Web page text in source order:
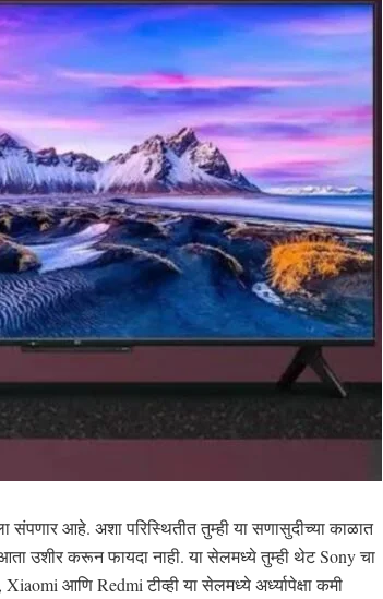
संपणार आहे. अशा परिस्थितीत तुम्ही या सणासुदीच्या काळात
उशीर करून फायदा नाही. या सेलमध्ये तुम्ही थेट Sony चा
आणि Redmi टीव्ही या सेलमध्ये अर्ध्यापेक्षा कमी